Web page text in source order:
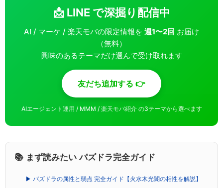
📩 LINE で深掘り配信中
AI / マーケ / 楽天モバの限定情報を 週1〜2回 お届け
（無料）
興味のあるテーマだけ選んで受け取れます
友だち追加する 👉
AIエージェント運用 / MMM / 楽天モバ紹介 の3テーマから選べます
📚 まず読みたい パズドラ完全ガイド
▶ パズドラの属性と弱点 完全ガイド【火水木光闇の相性を解説】